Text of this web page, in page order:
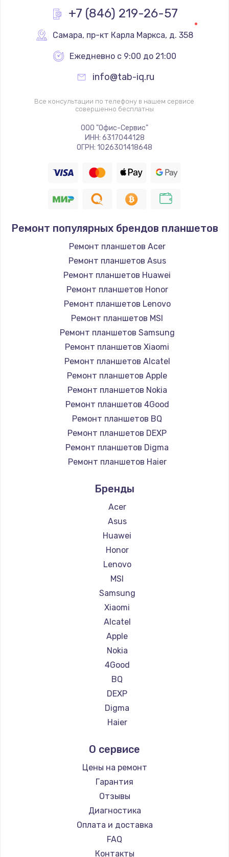
+7 (846) 219-26-57
Самара, пр-кт Карла Маркса, д. 358
Ежедневно с 9:00 до 21:00
info@tab-iq.ru
Все консультации по телефону в нашем сервисе
совершенно бесплатны
ООО "Офис-Сервис"
ИНН: 6317044128
ОГРН: 1026301418648
Ремонт популярных брендов планшетов
Ремонт планшетов Acer
Ремонт планшетов Asus
Ремонт планшетов Huawei
Ремонт планшетов Honor
Ремонт планшетов Lenovo
Ремонт планшетов MSI
Ремонт планшетов Samsung
Ремонт планшетов Xiaomi
Ремонт планшетов Alcatel
Ремонт планшетов Apple
Ремонт планшетов Nokia
Ремонт планшетов 4Good
Ремонт планшетов BQ
Ремонт планшетов DEXP
Ремонт планшетов Digma
Ремонт планшетов Haier
Ремонт планшетов Prestigio
Ремонт планшетов Microsoft
Ремонт планшетов BlackView
Ремонт планшетов Amazon
Ремонт планшетов Aquarius
Ремонт планшетов Philips
Ремонт планшетов Dell
Ремонт планшетов HP
Ремонт планшетов Getac
Ремонт планшетов ZTE
Ремонт планшетов Google
Ремонт планшетов Navitel
Ремонт планшетов Teclast
Ремонт планшетов CHUWI
Бренды
Acer
Asus
Huawei
Honor
Lenovo
MSI
Samsung
Xiaomi
Alcatel
Apple
Nokia
4Good
BQ
DEXP
Digma
Haier
Prestigio
Microsoft
BlackView
Amazon
Aquarius
Philips
Dell
HP
О сервисе
Цены на ремонт
Гарантия
Отзывы
Диагностика
Оплата и доставка
FAQ
Контакты